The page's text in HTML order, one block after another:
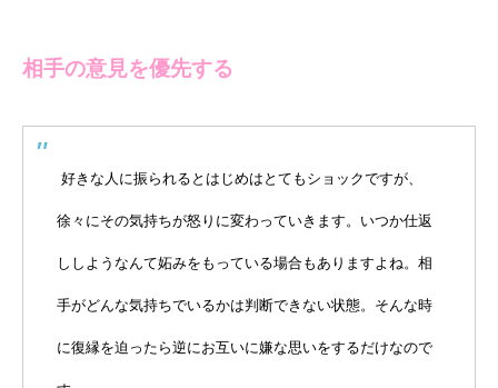
相手の意見を優先する
好きな人に振られるとはじめはとてもショックですが、
徐々にその気持ちが怒りに変わっていきます。いつか仕返
ししようなんて妬みをもっている場合もありますよね。相
手がどんな気持ちでいるかは判断できない状態。そんな時
に復縁を迫ったら逆にお互いに嫌な思いをするだけなので